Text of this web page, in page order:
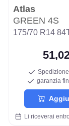
Atlas
GREEN 4S
175/70 R14
garanzia
Li riceverai